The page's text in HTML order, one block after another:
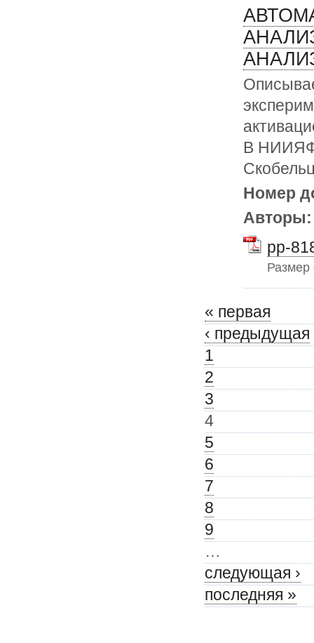
В
Номер
pp-
« первая
‹ предыдущая
1
2
3
4
5
6
7
8
9
…
следующая ›
последняя »